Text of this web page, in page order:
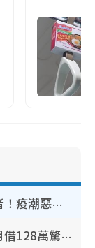
奪命寄生蟲｜食生菜狂瀉首現死者！疫潮惡化錄1.8萬宗病例 揭洗菜3大謬誤
銀行高層戀上水療女技師！兩個月借128萬驚覺「沉船」沉落火海 揭背後疑似邪教操控賣淫